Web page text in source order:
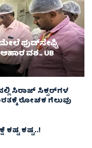
ಫುಡ್‌ಸೇಫ್ಟಿ
ವಶ.. UB
ಸಿರಾಜ್ ಸಿಕ್ಸರ್‌ಗಳ
ರೋಚಕ ಗೆಲುವು
ಕಷ್ಟ ಕಷ್ಟ..!